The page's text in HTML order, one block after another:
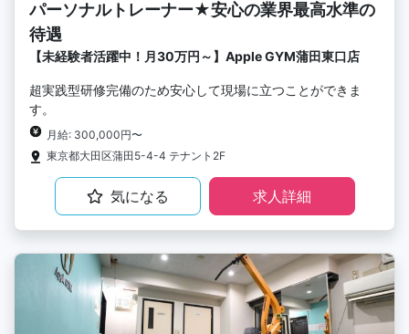
パーソナルトレーナー★安心の業界最高水準の
待遇
【未経験者活躍中！月30万円～】Apple GYM蒲田東口店
超実践型研修完備のため安心して現場に立つことができま
す。
月給: 300,000円〜
東京都大田区蒲田5-4-4 テナント2F
気になる 求人詳細